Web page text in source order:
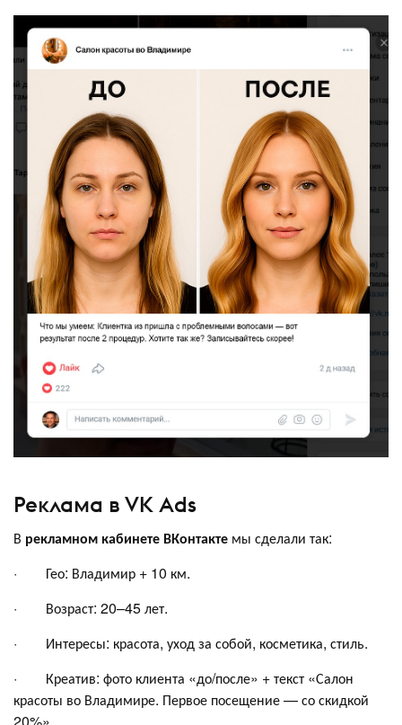
Реклама в VK Ads
В рекламном кабинете ВКонтакте мы сделали так:
· Гео: Владимир + 10 км.
· Возраст: 20–45 лет.
· Интересы: красота, уход за собой, косметика, стиль.
· Креатив: фото клиента «до/после» + текст «Салон
красоты во Владимире. Первое посещение — со скидкой
20%».